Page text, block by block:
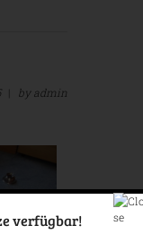
by admin
verfügbar!